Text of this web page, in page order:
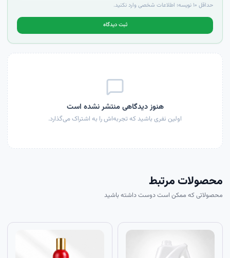
حداقل ۱۰ نویسه؛ اطلاعات شخصی وارد نکنید.
ثبت دیدگاه
هنوز دیدگاهی منتشر نشده است
اولین نفری باشید که تجربه‌اش را به اشتراک می‌گذارد.
محصولات مرتبط
محصولاتی که ممکن است دوست داشته باشید